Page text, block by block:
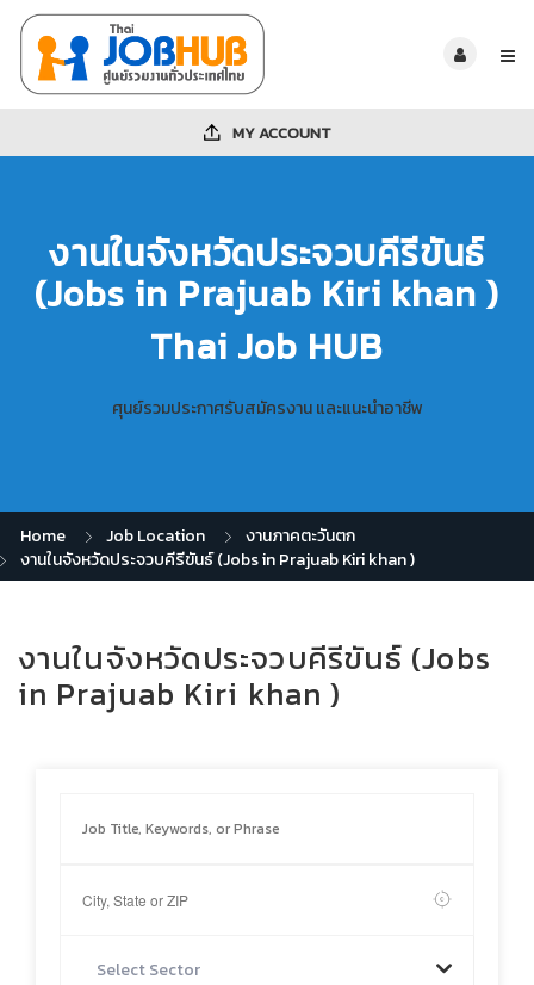
MY ACCOUNT
งานในจังหวัดประจวบคีรีขันธ์
(Jobs in Prajuab Kiri khan )
Thai Job HUB
ศุนย์รวมประกาศรับสมัครงาน และแนะนำอาชีพ
Home Job Location
งานภาคตะวันตก
งานในจังหวัดประจวบคีรีขันธ์ (Jobs in Prajuab Kiri khan )
งานในจังหวัดประจวบคีรีขันธ์ (Jobs
in Prajuab Kiri khan )
Select Sector